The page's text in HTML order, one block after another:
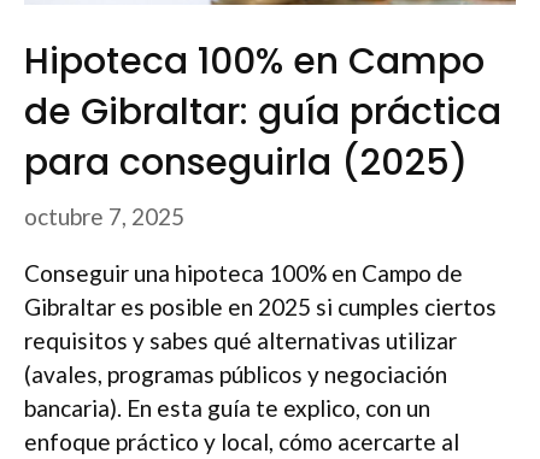
Hipoteca 100% en Campo
de Gibraltar: guía práctica
para conseguirla (2025)
octubre 7, 2025
Conseguir una hipoteca 100% en Campo de
Gibraltar es posible en 2025 si cumples ciertos
requisitos y sabes qué alternativas utilizar
(avales, programas públicos y negociación
bancaria). En esta guía te explico, con un
enfoque práctico y local, cómo acercarte al